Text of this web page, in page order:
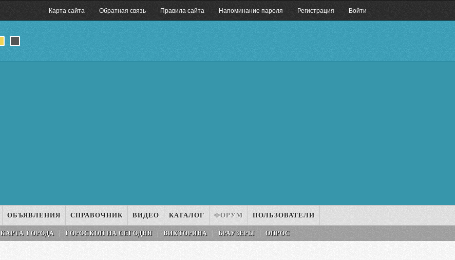
Карта сайта Обратная связь Правила сайта Напоминание пароля Регистрация Войти
ОБЪЯВЛЕНИЯ СПРАВОЧНИК ВИДЕО КАТАЛОГ ФОРУМ ПОЛЬЗОВАТЕЛИ
КАРТА ГОРОДА ГОРОСКОП НA СEГОДНЯ ВИКТОРИНА БРАУЗЕРЫ ОПРОС